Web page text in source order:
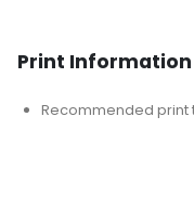
Print Information
Recommended print